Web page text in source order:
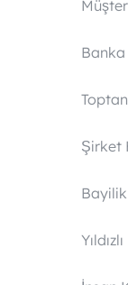
Banka
Şirket